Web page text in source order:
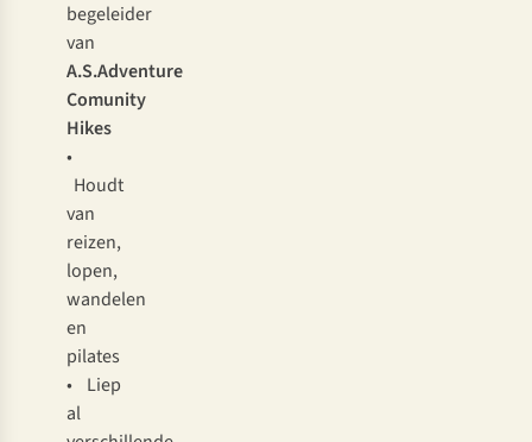
begeleider
van
A.S.Adventure
Comunity
Hikes
•
Houdt
van
reizen,
lopen,
wandelen
en
pilates
• Liep
al